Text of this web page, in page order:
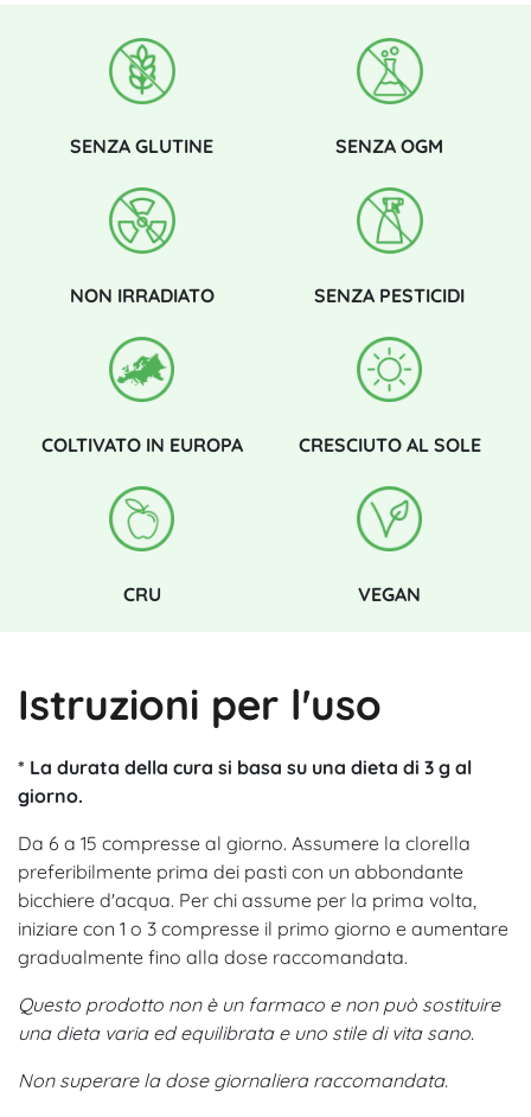
SENZA GLUTINE SENZA OGM
NON IRRADIATO SENZA PESTICIDI
COLTIVATO IN EUROPA CRESCIUTO AL SOLE
CRU VEGAN
Istruzioni per l'uso
* La durata della cura si basa su una dieta di 3 g al
giorno.
Da 6 a 15 compresse al giorno. Assumere la clorella
preferibilmente prima dei pasti con un abbondante
bicchiere d'acqua. Per chi assume per la prima volta,
iniziare con 1 o 3 compresse il primo giorno e aumentare
gradualmente fino alla dose raccomandata.
Questo prodotto non è un farmaco e non può sostituire
una dieta varia ed equilibrata e uno stile di vita sano.
Non superare la dose giornaliera raccomandata.